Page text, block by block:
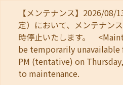
【メンテナンス】2026/08/
定）において、メンテナン
時停止いたします。
be temporarily unavailable
PM (tentative) on
to maintenance.